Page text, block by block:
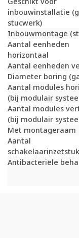
inbouwinstallatie
stucwerk)
Inbouwmontage
Aantal eenheden
horizontaal
Aantal eenheden
Diameter boring
Aantal modules
(bij modulair
Aantal modules
(bij modulair
Met montageraam
Aantal
Antibacteriële